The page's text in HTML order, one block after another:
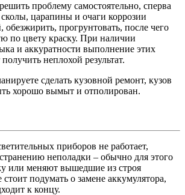
проблему самостоятельно, сперва
сколы, царапины и очаги коррозии
обезжирить, прогрунтовать, после чего
по цвету краску. При наличии
и аккуратности выполнение этих
неплохой результат.
сделать кузовной ремонт, кузов
хорошо вымыт и отполирован.
приборов не работает,
неполадки – обычно для этого
или меняют вышедшие из строя
подумать о замене аккумулятора,
к концу.